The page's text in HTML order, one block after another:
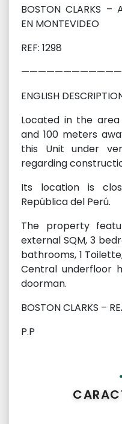
BOSTON CLARKS –
EN MONTEVIDEO
REF: 1298
ENGLISH
Located in the
and 100 meters
this Unit under
regarding
Its location is
República del Perú.
The property
external SQM, 3
bathrooms, 1
Central underfloor
doorman.
BOSTON CLARKS –
P.P